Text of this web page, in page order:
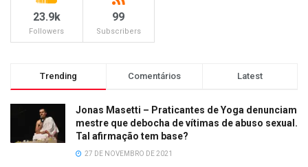
23.9k
Followers
99
Subscribers
Trending Comentários Latest
Jonas Masetti – Praticantes de Yoga denunciam
mestre que debocha de vítimas de abuso sexual.
Tal afirmação tem base?
27 DE NOVEMBRO DE 2021